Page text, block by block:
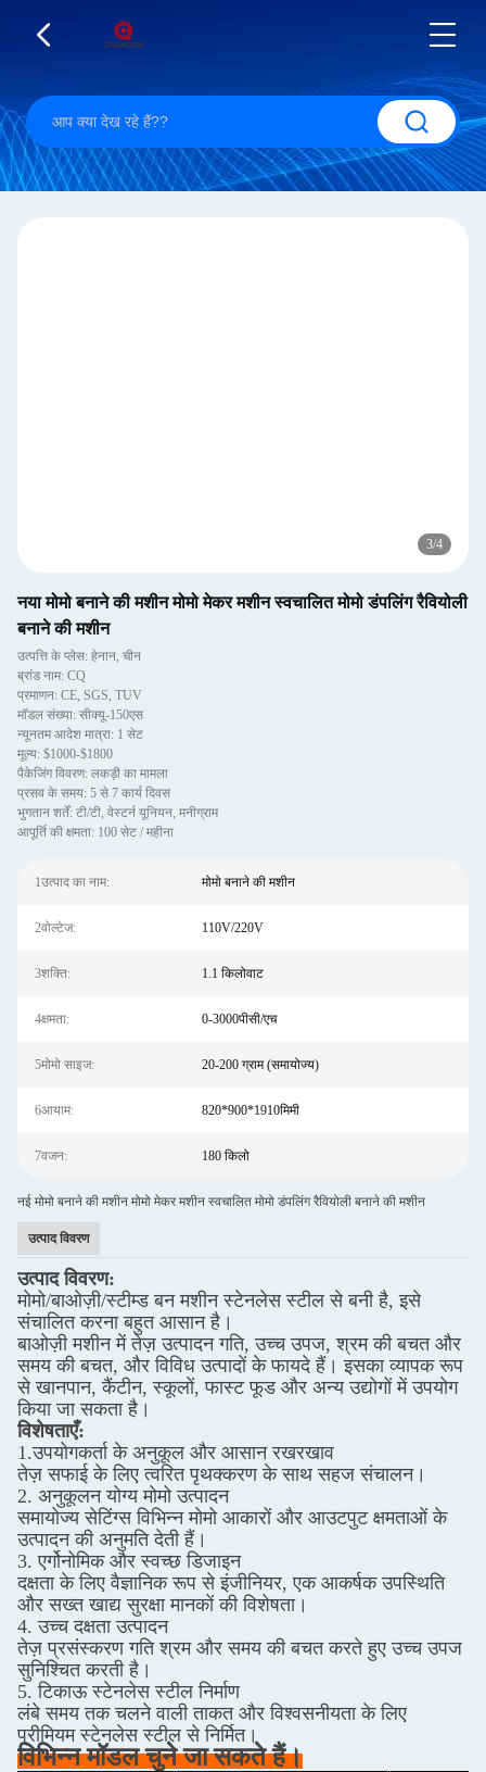
3/4
नया मोमो बनाने की मशीन मोमो मेकर मशीन स्वचालित मोमो डंपलिंग रैवियोली
बनाने की मशीन
उत्पत्ति के प्लेस: हेनान, चीन
ब्रांड नाम: CQ
प्रमाणन: CE, SGS, TUV
मॉडल संख्या: सीक्यू-150एस
न्यूनतम आदेश मात्रा: 1 सेट
मूल्य: $1000-$1800
पैकेजिंग विवरण: लकड़ी का मामला
प्रसव के समय: 5 से 7 कार्य दिवस
भुगतान शर्तें: टी/टी, वेस्टर्न यूनियन, मनीग्राम
आपूर्ति की क्षमता: 100 सेट / महीना
1उत्पाद का नाम: मोमो बनाने की मशीन
2वोल्टेज: 110V/220V
3शक्ति: 1.1 किलोवाट
4क्षमता: 0-3000पीसी/एच
5मोमो साइज: 20-200 ग्राम (समायोज्य)
6आयाम: 820*900*1910मिमी
7वजन: 180 किलो
नई मोमो बनाने की मशीन मोमो मेकर मशीन स्वचालित मोमो डंपलिंग रैवियोली बनाने की मशीन
उत्पाद विवरण
उत्पाद विवरण:
मोमो/बाओज़ी/स्टीम्ड बन मशीन स्टेनलेस स्टील से बनी है, इसे
संचालित करना बहुत आसान है।
बाओज़ी मशीन में तेज़ उत्पादन गति, उच्च उपज, श्रम की बचत और
समय की बचत, और विविध उत्पादों के फायदे हैं। इसका व्यापक रूप
से खानपान, कैंटीन, स्कूलों, फास्ट फूड और अन्य उद्योगों में उपयोग
किया जा सकता है।
विशेषताएँ:
1.उपयोगकर्ता के अनुकूल और आसान रखरखाव
तेज़ सफाई के लिए त्वरित पृथक्करण के साथ सहज संचालन।
2. अनुकूलन योग्य मोमो उत्पादन
समायोज्य सेटिंग्स विभिन्न मोमो आकारों और आउटपुट क्षमताओं के
उत्पादन की अनुमति देती हैं।
3. एर्गोनोमिक और स्वच्छ डिजाइन
दक्षता के लिए वैज्ञानिक रूप से इंजीनियर, एक आकर्षक उपस्थिति
और सख्त खाद्य सुरक्षा मानकों की विशेषता।
4. उच्च दक्षता उत्पादन
तेज़ प्रसंस्करण गति श्रम और समय की बचत करते हुए उच्च उपज
सुनिश्चित करती है।
5. टिकाऊ स्टेनलेस स्टील निर्माण
लंबे समय तक चलने वाली ताकत और विश्वसनीयता के लिए
प्रीमियम स्टेनलेस स्टील से निर्मित।
विभिन्न मॉडल चुने जा सकते हैं।